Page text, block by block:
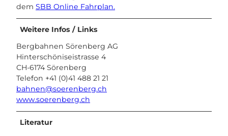
dem SBB Online Fahrplan.
Weitere Infos / Links
Bergbahnen Sörenberg AG
Hinterschöniseistrasse 4
CH-6174 Sörenberg
Telefon +41 (0)41 488 21 21
bahnen@soerenberg.ch
www.soerenberg.ch
Literatur